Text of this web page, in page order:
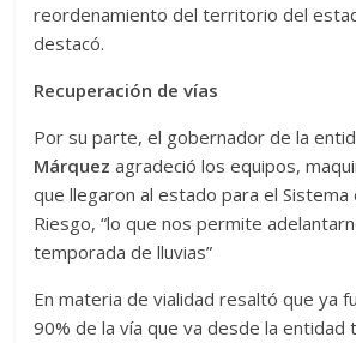
reordenamiento del territorio del
destacó.
Recuperación de vías
Por su parte, el gobernador de la
Márquez agradeció los equipos,
que llegaron al estado para el
Riesgo, “lo que nos permite
temporada de lluvias”
En materia de vialidad resaltó que ya
90% de la vía que va desde la entidad